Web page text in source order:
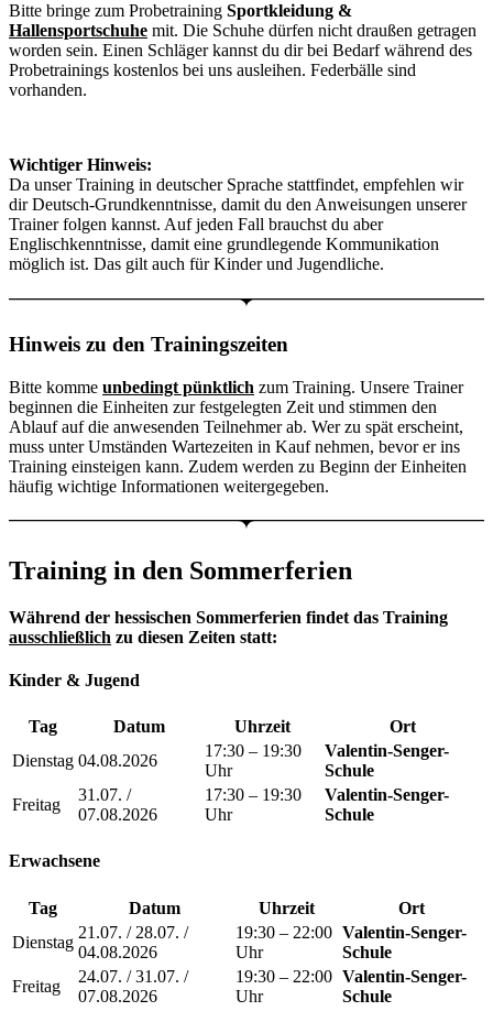
Bitte bringe zum Probetraining Sportkleidung &
Hallensportschuhe mit. Die Schuhe dürfen nicht draußen getragen
worden sein. Einen Schläger kannst du dir bei Bedarf während des
Probetrainings kostenlos bei uns ausleihen. Federbälle sind
vorhanden.
Wichtiger Hinweis:
Da unser Training in deutscher Sprache stattfindet, empfehlen wir
dir Deutsch-Grundkenntnisse, damit du den Anweisungen unserer
Trainer folgen kannst. Auf jeden Fall brauchst du aber
Englischkenntnisse, damit eine grundlegende Kommunikation
möglich ist. Das gilt auch für Kinder und Jugendliche.
Hinweis zu den Trainingszeiten
Bitte komme unbedingt pünktlich zum Training. Unsere Trainer
beginnen die Einheiten zur festgelegten Zeit und stimmen den
Ablauf auf die anwesenden Teilnehmer ab. Wer zu spät erscheint,
muss unter Umständen Wartezeiten in Kauf nehmen, bevor er ins
Training einsteigen kann. Zudem werden zu Beginn der Einheiten
häufig wichtige Informationen weitergegeben.
Training in den Sommerferien
Während der hessischen Sommerferien findet das Training
ausschließlich zu diesen Zeiten statt:
Kinder & Jugend
Tag Datum Uhrzeit
Ort
Dienstag 04.08.2026
17:30 – 19:30
Uhr
Valentin-Senger-
Schule
Freitag
31.07. /
07.08.2026
17:30 – 19:30
Uhr
Valentin-Senger-
Schule
Erwachsene
Tag Datum Uhrzeit
Ort
Dienstag
21.07. / 28.07. /
04.08.2026
19:30 – 22:00
Uhr
Valentin-Senger-
Schule
Freitag
24.07. / 31.07. /
07.08.2026
19:30 – 22:00
Uhr
Valentin-Senger-
Schule